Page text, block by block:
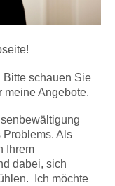
Bitte schauen Sie
meine Angebote.
Problems. Als
Ihrem
dabei, sich
Ich möchte